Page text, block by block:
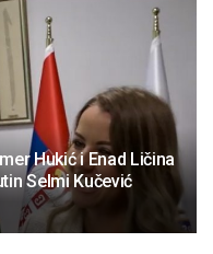
Hukić i Enad Ličina
Selmi Kučević